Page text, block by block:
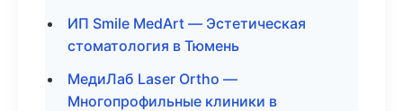
ИП Smile MedArt — Эстетическая
стоматология в Тюмень
МедиЛаб Laser Ortho —
Многопрофильные клиники в